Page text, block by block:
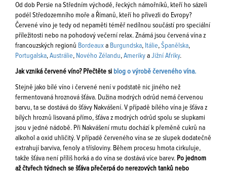
Od dob Persie na Středním východě, řeckých námořníků, kteří ho sázeli
podél Středozemního moře a Římanů, kteří ho přivezli do Evropy?
Červené víno je tedy od nepaměti téměř nedílnou součástí pro speciální
příležitosti nebo na pohodový večerní relax. Známá jsou červená vína z
francouzských regionů Bordeaux a Burgundska, Itálie, Španělska,
Portugalska, Austrálie, Nového Zélandu, Ameriky a Jižní Afriky.
Jak vzniká červené víno? Přečtěte si blog o výrobě červeného vína.
Stejně jako bílé víno i červené není v podstatě nic jiného než
fermentovaná hroznová šťáva. Dužina modrých odrůd nemá červenou
barvu, ta se dostává do šťávy Nakvášení. V případě bílého vína je šťáva z
bílých hroznů lisovaná přímo, šťáva z modrých odrůd spolu se slupkami
jsou v jedné nádobě. Při Nakvášení rmutu dochází k přeměně cukrů na
alkohol a oxid uhličitý. V případě červeného vína se ze slupek dodatečně
extrahují barviva, fenoly a třísloviny. Během procesu hmota cirkuluje,
takže šťáva není příliš horká a do vína se dostává více barev. Po jednom
až čtyřech týdnech se šťáva přečerpá do nerezových tanků nebo